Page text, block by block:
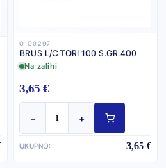
0100297
BRUS L/C TORI 100 S.GR.400
Na zalihi
3,65 €
− +
UKUPNO: 3,65 €